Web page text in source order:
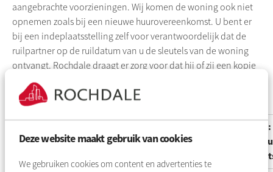
Deze website maakt gebruik van cookies
We gebruiken cookies om content en advertenties te
aangebrachte voorzieningen. Wij komen de woning ook niet
opnemen zoals bij een nieuwe huurovereenkomst. U bent er
bij een indeplaatsstelling zelf voor verantwoordelijk dat de
ruilpartner op de ruildatum van u de sleutels van de woning
ontvangt. Rochdale draagt er zorg voor dat hij of zij een kopie
van de huurovereenkomst en aanverwante documenten
ontvangt.
nieuw huurovereenkomst
Variant 2: